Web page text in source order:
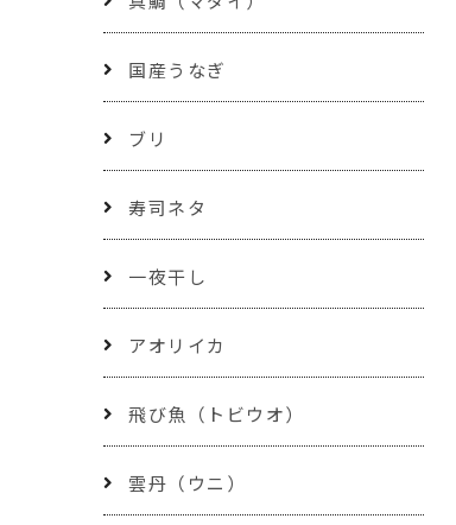
国産うなぎ
ブリ
寿司ネタ
一夜干し
アオリイカ
飛び魚（トビウオ）
雲丹（ウニ）